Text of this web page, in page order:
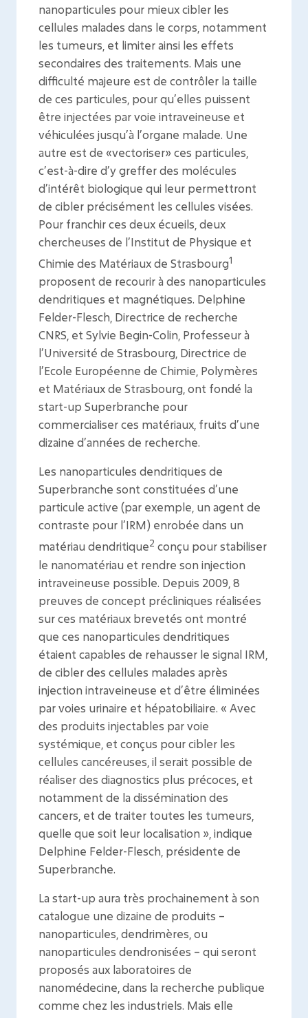
nanoparticules pour mieux cibler les
cellules malades dans le corps, notamment
les tumeurs, et limiter ainsi les effets
secondaires des traitements. Mais une
difficulté majeure est de contrôler la taille
de ces particules, pour qu’elles puissent
être injectées par voie intraveineuse et
véhiculées jusqu’à l’organe malade. Une
autre est de «vectoriser» ces particules,
c’est-à-dire d’y greffer des molécules
d’intérêt biologique qui leur permettront
de cibler précisément les cellules visées.
Pour franchir ces deux écueils, deux
chercheuses de l’Institut de Physique et
Chimie des Matériaux de Strasbourg1
proposent de recourir à des nanoparticules
dendritiques et magnétiques. Delphine
Felder-Flesch, Directrice de recherche
CNRS, et Sylvie Begin-Colin, Professeur à
l’Université de Strasbourg, Directrice de
l’Ecole Européenne de Chimie, Polymères
et Matériaux de Strasbourg, ont fondé la
start-up Superbranche pour
commercialiser ces matériaux, fruits d’une
dizaine d’années de recherche.
Les nanoparticules dendritiques de
Superbranche sont constituées d’une
particule active (par exemple, un agent de
contraste pour l’IRM) enrobée dans un
matériau dendritique2 conçu pour stabiliser
le nanomatériau et rendre son injection
intraveineuse possible. Depuis 2009, 8
preuves de concept précliniques réalisées
sur ces matériaux brevetés ont montré
que ces nanoparticules dendritiques
étaient capables de rehausser le signal IRM,
de cibler des cellules malades après
injection intraveineuse et d’être éliminées
par voies urinaire et hépatobiliaire. « Avec
des produits injectables par voie
systémique, et conçus pour cibler les
cellules cancéreuses, il serait possible de
réaliser des diagnostics plus précoces, et
notamment de la dissémination des
cancers, et de traiter toutes les tumeurs,
quelle que soit leur localisation », indique
Delphine Felder-Flesch, présidente de
Superbranche.
La start-up aura très prochainement à son
catalogue une dizaine de produits –
nanoparticules, dendrimères, ou
nanoparticules dendronisées – qui seront
proposés aux laboratoires de
nanomédecine, dans la recherche publique
comme chez les industriels. Mais elle